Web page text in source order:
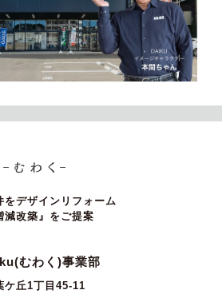
をデザインリフォーム
減改築』をご提案
むわく)事業部
ケ丘1丁目45-11